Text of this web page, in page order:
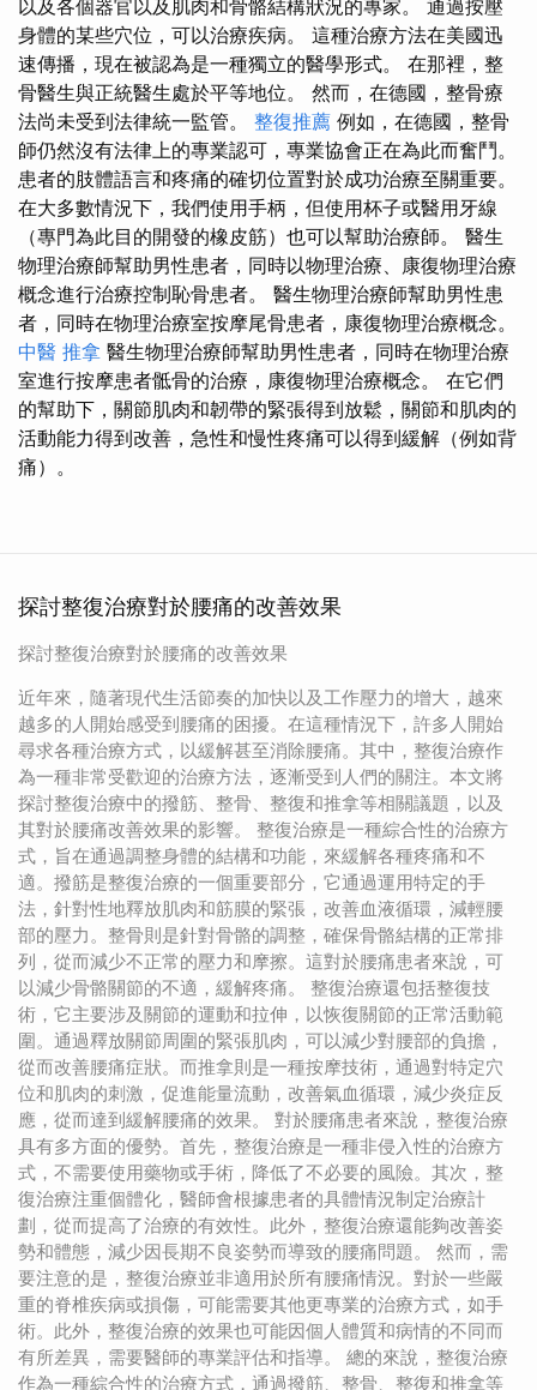
以及各個器官以及肌肉和骨骼結構狀況的專家。 通過按壓
身體的某些穴位，可以治療疾病。 這種治療方法在美國迅
速傳播，現在被認為是一種獨立的醫學形式。 在那裡，整
骨醫生與正統醫生處於平等地位。 然而，在德國，整骨療
法尚未受到法律統一監管。 整復推薦 例如，在德國，整骨
師仍然沒有法律上的專業認可，專業協會正在為此而奮鬥。
患者的肢體語言和疼痛的確切位置對於成功治療至關重要。
在大多數情況下，我們使用手柄，但使用杯子或醫用牙線
（專門為此目的開發的橡皮筋）也可以幫助治療師。 醫生
物理治療師幫助男性患者，同時以物理治療、康復物理治療
概念進行治療控制恥骨患者。 醫生物理治療師幫助男性患
者，同時在物理治療室按摩尾骨患者，康復物理治療概念。
中醫 推拿 醫生物理治療師幫助男性患者，同時在物理治療
室進行按摩患者骶骨的治療，康復物理治療概念。 在它們
的幫助下，關節肌肉和韌帶的緊張得到放鬆，關節和肌肉的
活動能力得到改善，急性和慢性疼痛可以得到緩解（例如背
痛）。
探討整復治療對於腰痛的改善效果
探討整復治療對於腰痛的改善效果
近年來，隨著現代生活節奏的加快以及工作壓力的增大，越來
越多的人開始感受到腰痛的困擾。在這種情況下，許多人開始
尋求各種治療方式，以緩解甚至消除腰痛。其中，整復治療作
為一種非常受歡迎的治療方法，逐漸受到人們的關注。本文將
探討整復治療中的撥筋、整骨、整復和推拿等相關議題，以及
其對於腰痛改善效果的影響。 整復治療是一種綜合性的治療方
式，旨在通過調整身體的結構和功能，來緩解各種疼痛和不
適。撥筋是整復治療的一個重要部分，它通過運用特定的手
法，針對性地釋放肌肉和筋膜的緊張，改善血液循環，減輕腰
部的壓力。整骨則是針對骨骼的調整，確保骨骼結構的正常排
列，從而減少不正常的壓力和摩擦。這對於腰痛患者來說，可
以減少骨骼關節的不適，緩解疼痛。 整復治療還包括整復技
術，它主要涉及關節的運動和拉伸，以恢復關節的正常活動範
圍。通過釋放關節周圍的緊張肌肉，可以減少對腰部的負擔，
從而改善腰痛症狀。而推拿則是一種按摩技術，通過對特定穴
位和肌肉的刺激，促進能量流動，改善氣血循環，減少炎症反
應，從而達到緩解腰痛的效果。 對於腰痛患者來說，整復治療
具有多方面的優勢。首先，整復治療是一種非侵入性的治療方
式，不需要使用藥物或手術，降低了不必要的風險。其次，整
復治療注重個體化，醫師會根據患者的具體情況制定治療計
劃，從而提高了治療的有效性。此外，整復治療還能夠改善姿
勢和體態，減少因長期不良姿勢而導致的腰痛問題。 然而，需
要注意的是，整復治療並非適用於所有腰痛情況。對於一些嚴
重的脊椎疾病或損傷，可能需要其他更專業的治療方式，如手
術。此外，整復治療的效果也可能因個人體質和病情的不同而
有所差異，需要醫師的專業評估和指導。 總的來說，整復治療
作為一種綜合性的治療方式，通過撥筋、整骨、整復和推拿等